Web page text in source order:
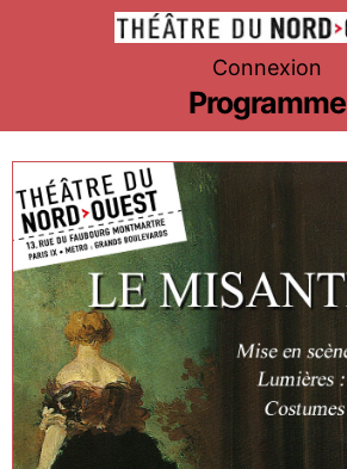
Théâtre
du
Nord-
Ouest
Connexion
Programme